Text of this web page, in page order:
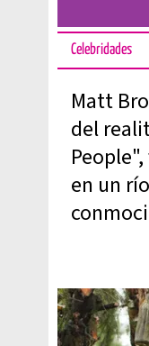
Celebridades
Matt
del
en un